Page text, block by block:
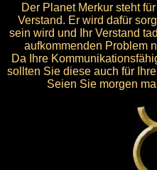
Der Planet Merkur steht
Verstand. Er wird dafür
sein wird und Ihr Verstand
aufkommenden Problem
Da Ihre
sollten Sie diese auch für
Seien Sie morgen